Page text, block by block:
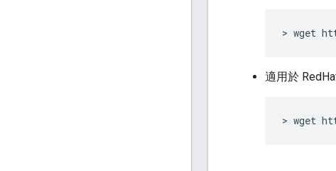
> wget
適用於
> wget